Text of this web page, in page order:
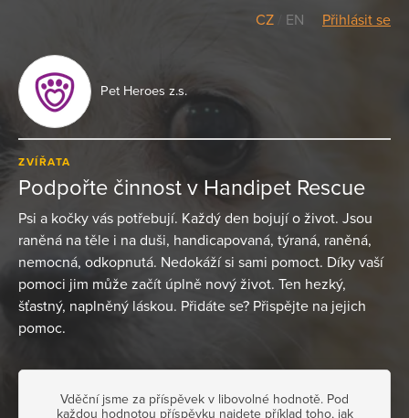
CZ EN Přihlásit se
Pet Heroes z.s.
ZVÍŘATA
Podpořte činnost v Handipet Rescue
Psi a kočky vás potřebují. Každý den bojují o život. Jsou
raněná na těle i na duši, handicapovaná, týraná, raněná,
nemocná, odkopnutá. Nedokáží si sami pomoct. Díky vaší
pomoci jim může začít úplně nový život. Ten hezký,
šťastný, naplněný láskou. Přidáte se? Přispějte na jejich
pomoc.
Vděční jsme za příspěvek v libovolné hodnotě. Pod
každou hodnotou příspěvku najdete příklad toho, jak